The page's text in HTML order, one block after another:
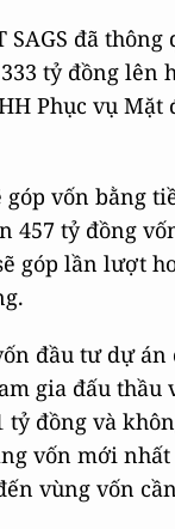
SAGS đã thông
tỷ đồng lên
Phục vụ Mặt
góp vốn bằng
457 tỷ đồng
góp lần lượt
đầu tư dự
gia đấu
tỷ đồng và
vốn mới nhất
vùng vốn